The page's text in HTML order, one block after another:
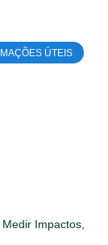
ÚTEIS
Impactos,